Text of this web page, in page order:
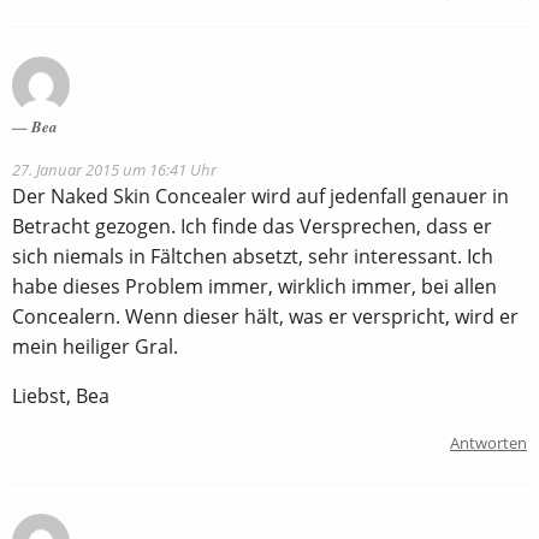
Bea
27. Januar 2015 um 16:41 Uhr
Der Naked Skin Concealer wird auf jedenfall genauer in
Betracht gezogen. Ich finde das Versprechen, dass er
sich niemals in Fältchen absetzt, sehr interessant. Ich
habe dieses Problem immer, wirklich immer, bei allen
Concealern. Wenn dieser hält, was er verspricht, wird er
mein heiliger Gral.
Liebst, Bea
Antworten